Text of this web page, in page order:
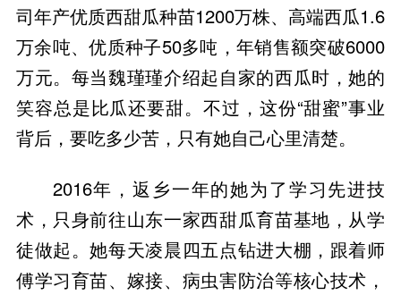
司年产优质西甜瓜种苗1200万株、高端西瓜1.6
万余吨、优质种子50多吨，年销售额突破6000
万元。每当魏瑾瑾介绍起自家的西瓜时，她的
笑容总是比瓜还要甜。不过，这份“甜蜜”事业
2016年，返乡一年的她为了学习先进技
术，只身前往山东一家西甜瓜育苗基地，从学
徒做起。她每天凌晨四五点钻进大棚，跟着师
傅学习育苗、嫁接、病虫害防治等核心技术，